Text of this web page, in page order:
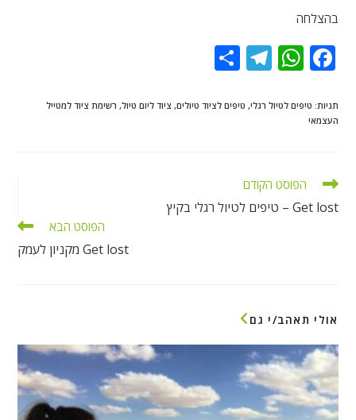
בהצלחה
F
e
b
o
k
W
at
p
p
T
e
m
ar תגיות: טיפים לטיול רגלי, טיפים לציוד טיולים, ציוד ליום טיול, רשימת ציוד למטייל
העצמאי
לקרוא
נוספים
הפוסט הקודם
Get lost – טיפים לטיול רגלי בקיץ
הפוסט הבא
Get lost מקניון לעמק
אולי תאהב/י גם